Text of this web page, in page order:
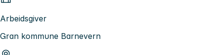
Arbeidsgiver
Gran kommune Barnevern